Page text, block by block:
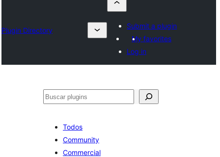
Plugin Directory
Submit a plugin
My favorites
Log in
Buscar
Todos
Community
Commercial